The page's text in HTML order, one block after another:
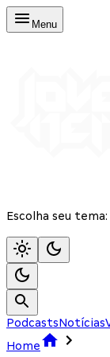
Menu
Escolha seu tema:
PodcastsNotícias
Home